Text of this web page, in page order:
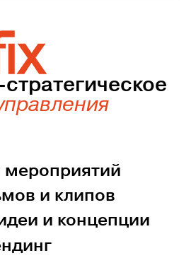
мероприятий
и клипов
и концепции